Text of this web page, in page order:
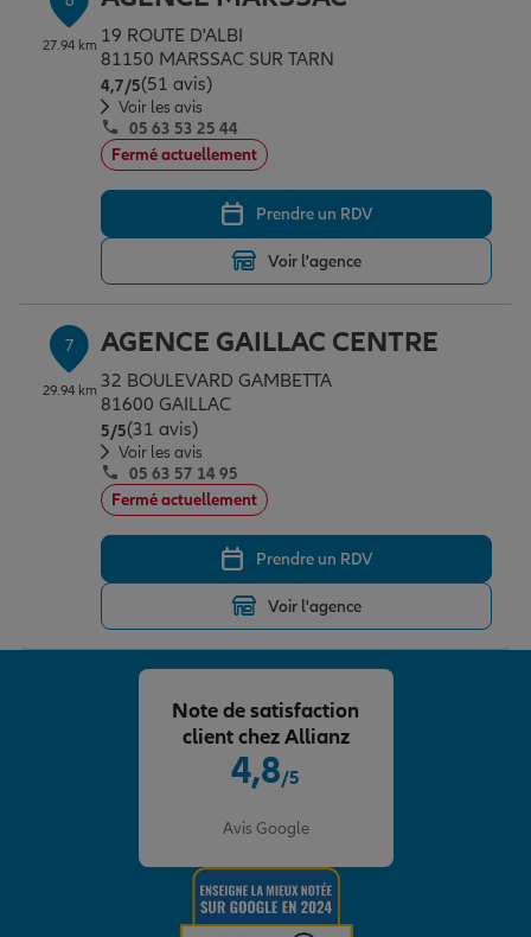
27.94 km 19 ROUTE D'ALBI
81150 MARSSAC SUR TARN
4,7/5Note de 4.7 sur 5
(51 avis)
Voir les avis
05 63 53 25 44
Fermé actuellement
Prendre un RDV
Voir l'agence
7
29.94 km
AGENCE GAILLAC CENTRE
32 BOULEVARD GAMBETTA
81600 GAILLAC
5/5Note de 5 sur 5
(31 avis)
Voir les avis
05 63 57 14 95
Fermé actuellement
Prendre un RDV
Voir l'agence
4,8/5
Avis Google
Note de satisfaction
client chez Allianz